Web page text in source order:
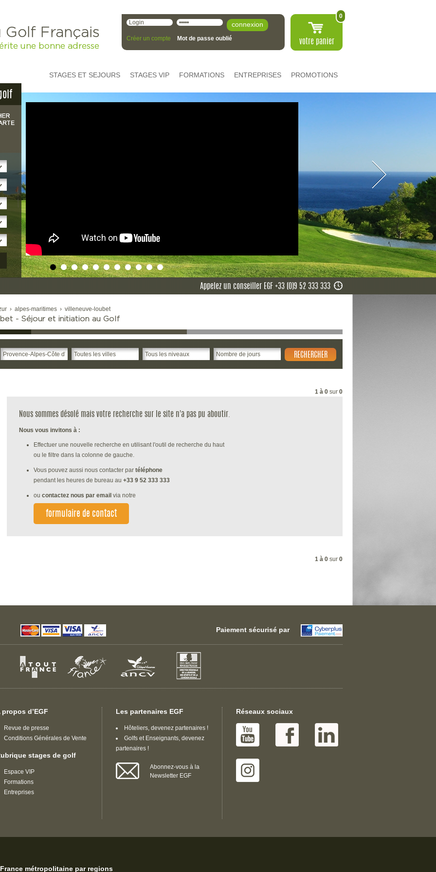
Golf Français
une bonne adresse
Créer un compte Mot de passe oublié votre panier
0
STAGES ET SEJOURS STAGES VIP FORMATIONS ENTREPRISES PROMOTIONS
Appelez un conseiller EGF +33 (0)9 52 333 333
› alpes-maritimes › villeneuve-loubet
- Séjour et initiation au Golf
1 à 0 sur 0
Nous sommes désolé mais votre recherche sur le site n'a pas pu aboutir.
Nous vous invitons à :
Effectuer une nouvelle recherche en utilisant l'outil de recherche du haut
ou le filtre dans la colonne de gauche.
Vous pouvez aussi nous contacter par téléphone
pendant les heures de bureau au +33 9 52 333 333
ou contactez nous par email via notre
formulaire de contact
1 à 0 sur 0
Paiement sécurisé par
propos d’EGF
Revue de presse
Conditions Générales de Vente
stages de golf
Espace VIP
Formations
Entreprises
Les partenaires EGF
Hôteliers, devenez partenaires !
Golfs et Enseignants, devenez
partenaires !
Abonnez-vous à la
Newsletter EGF
Réseaux sociaux
métropolitaine par regions